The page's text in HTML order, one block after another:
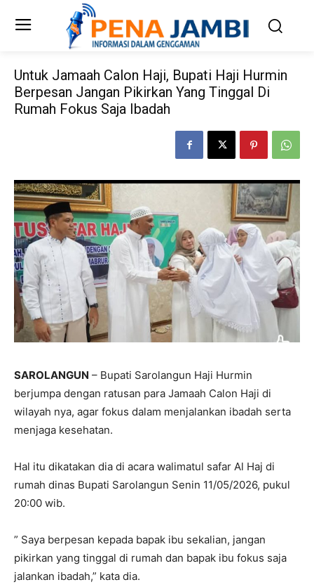
Untuk Jamaah Calon Haji, Bupati Haji Hurmin
Berpesan Jangan Pikirkan Yang Tinggal Di
Rumah Fokus Saja Ibadah
SAROLANGUN – Bupati Sarolangun Haji Hurmin
berjumpa dengan ratusan para Jamaah Calon Haji di
wilayah nya, agar fokus dalam menjalankan ibadah serta
menjaga kesehatan.
Hal itu dikatakan dia di acara walimatul safar Al Haj di
rumah dinas Bupati Sarolangun Senin 11/05/2026, pukul
20:00 wib.
” Saya berpesan kepada bapak ibu sekalian, jangan
pikirkan yang tinggal di rumah dan bapak ibu fokus saja
jalankan ibadah,” kata dia.